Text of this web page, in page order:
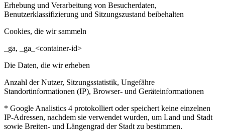
Erhebung und Verarbeitung von Besucherdaten,
Benutzerklassifizierung und Sitzungszustand beibehalten
Cookies, die wir sammeln
_ga, _ga_<container-id>
Die Daten, die wir erheben
Anzahl der Nutzer, Sitzungsstatistik, Ungefähre
Standortinformationen (IP), Browser- und Geräteinformationen
* Google Analistics 4 protokolliert oder speichert keine einzelnen
IP-Adressen, nachdem sie verwendet wurden, um Land und Stadt
sowie Breiten- und Längengrad der Stadt zu bestimmen.